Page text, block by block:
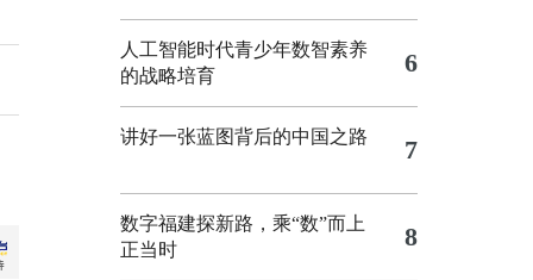
人工智能时代青少年数智素养
的战略培育
6
讲好一张蓝图背后的中国之路 7
数字福建探新路，乘“数”而上
正当时
8